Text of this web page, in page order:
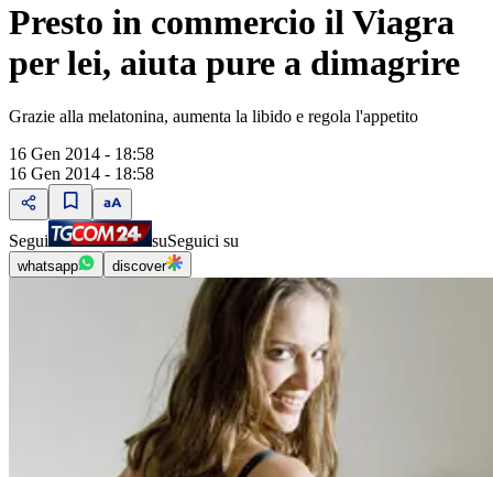
Presto in commercio il Viagra
per lei, aiuta pure a dimagrire
Grazie alla melatonina, aumenta la libido e regola l'appetito
16 Gen 2014 - 18:58
16 Gen 2014 - 18:58
Segui suSeguici su
whatsapp discover